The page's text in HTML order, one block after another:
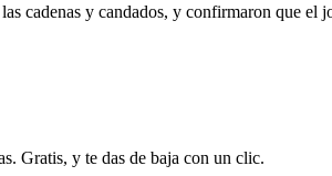
cadenas y candados, y confirmaron que
Gratis, y te das de baja con un clic.